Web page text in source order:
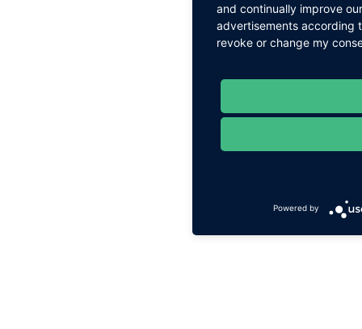
and continually improve
advertisements according
revoke or change my
Powered by